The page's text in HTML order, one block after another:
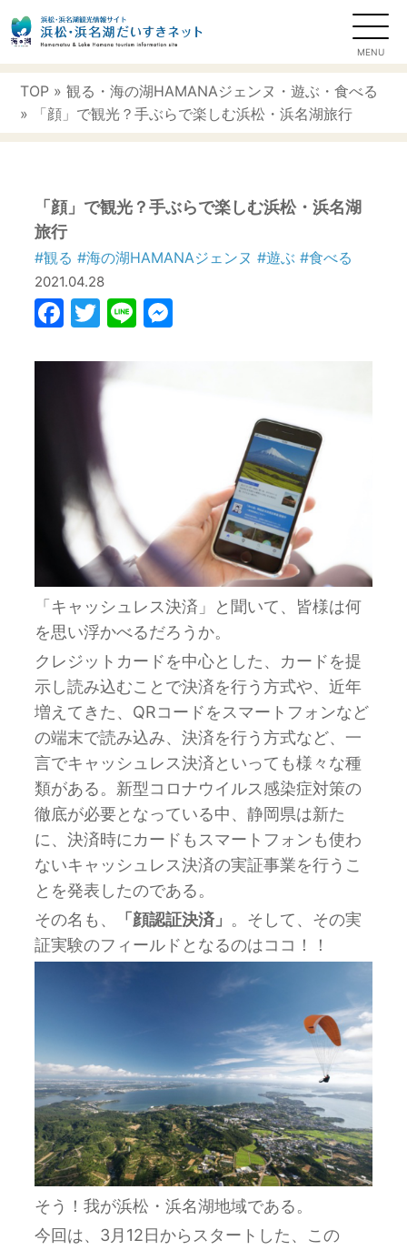
TOP »観る ・海の湖HAMANAジェンヌ ・遊ぶ ・食べる
» 「顔」で観光？手ぶらで楽しむ浜松・浜名湖旅行
「顔」で観光？手ぶらで楽しむ浜松・浜名湖
旅行
#観る #海の湖HAMANAジェンヌ #遊ぶ #食べる
2021.04.28
Facebook
Twitter
Line
「キャッシュレス決済」と聞いて、皆様は何
を思い浮かべるだろうか。
クレジットカードを中心とした、カードを提
示し読み込むことで決済を行う方式や、近年
増えてきた、QRコードをスマートフォンなど
の端末で読み込み、決済を行う方式など、一
言でキャッシュレス決済といっても様々な種
類がある。新型コロナウイルス感染症対策の
徹底が必要となっている中、静岡県は新た
に、決済時にカードもスマートフォンも使わ
ないキャッシュレス決済の実証事業を行うこ
とを発表したのである。
その名も、
「顔認証決済」 。そして、その実
証実験のフィールドとなるのはココ！！
そう！我が浜松・浜名湖地域である。
今回は、3月12日からスタートした、この